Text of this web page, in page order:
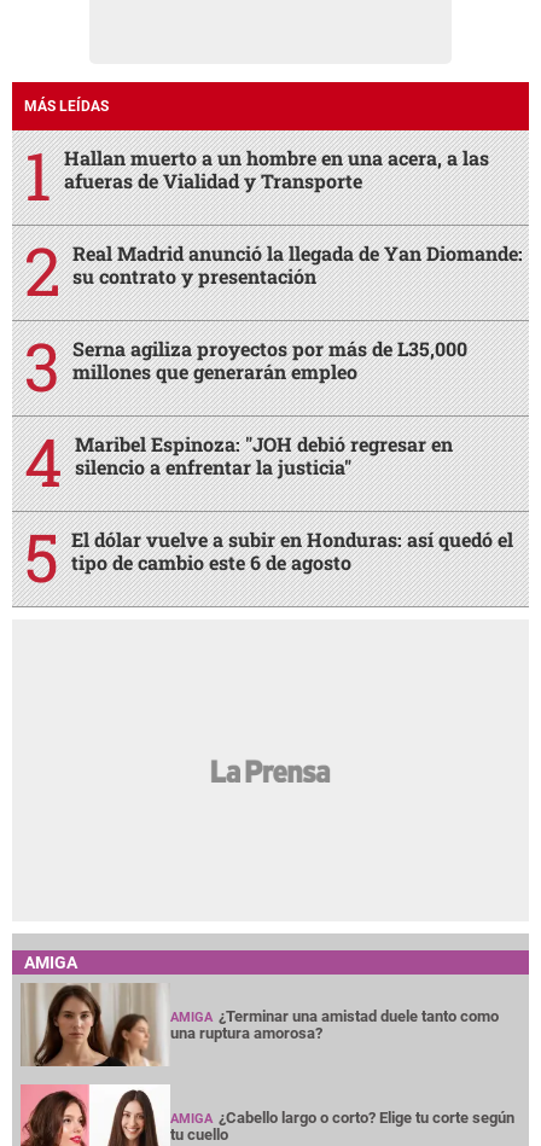
MÁS LEÍDAS
Hallan muerto a un hombre en una acera, a las
afueras de Vialidad y Transporte
Real Madrid anunció la llegada de Yan Diomande:
su contrato y presentación
Serna agiliza proyectos por más de L35,000
millones que generarán empleo
Maribel Espinoza: "JOH debió regresar en
silencio a enfrentar la justicia"
El dólar vuelve a subir en Honduras: así quedó el
tipo de cambio este 6 de agosto
AMIGA
AMIGA ¿Terminar una amistad duele tanto como
una ruptura amorosa?
AMIGA ¿Cabello largo o corto? Elige tu corte según
tu cuello